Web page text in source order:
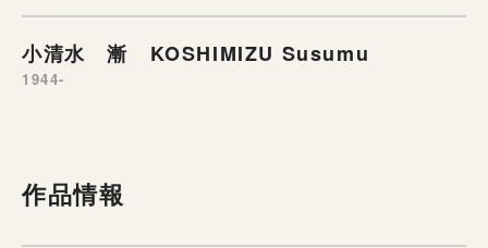
小清水 漸 KOSHIMIZU Susumu
1944-
作品情報